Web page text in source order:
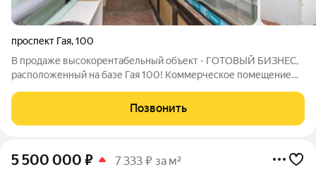
проспект Гая,100
В продаже высокорентабельный объект - ГОТОВЫЙ БИЗНЕС,
расположенный на базе Гая 100! Коммерческое помещение
раскрученной оптовой торговой базе. Описание объекта:
Торговый павильон площадью 80 кв.м. В
Позвонить
5 500 000 ₽ 7 333 ₽ за м²